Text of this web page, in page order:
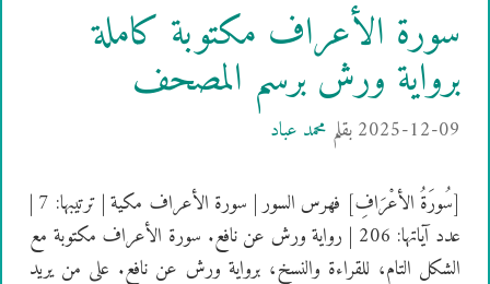
سورة الأعراف مكتوبة كاملة
برواية ورش برسم المصحف
2025-12-09بقلم محمد عباد
[سُورَةُ الأعْرَافِ] فهرس السور | سورة الأعراف مكية | ترتيبها: 7 |
عدد آياتها: 206 | رواية ورش عن نافع. سورة الأعراف مكتوبة مع
الشكل التام، للقراءة والنسخ، برواية ورش عن نافع. على من يريد